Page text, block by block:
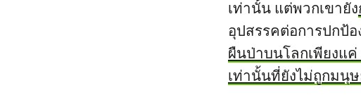
เท่านั้น แต่พวกเขายัง
อุปสรรคต่อการปกป้
ผืนป่าบนโลกเพียงแค่
เท่านั้นที่ยังไม่ถูกมนุ